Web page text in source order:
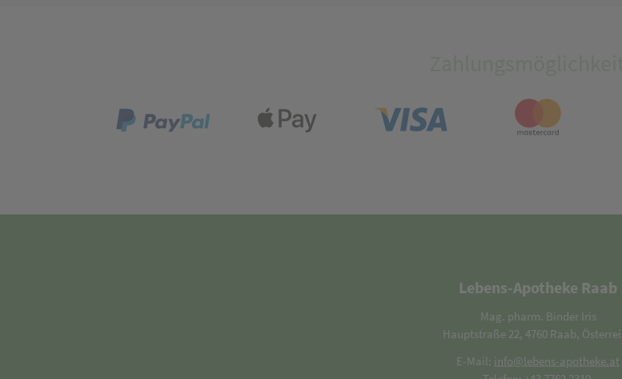
Lebens-Apotheke Raab
Mag. pharm. Binder Iris
Hauptstraße 22, 4760 Raab,
E-Mail: info@lebens-apotheke.at